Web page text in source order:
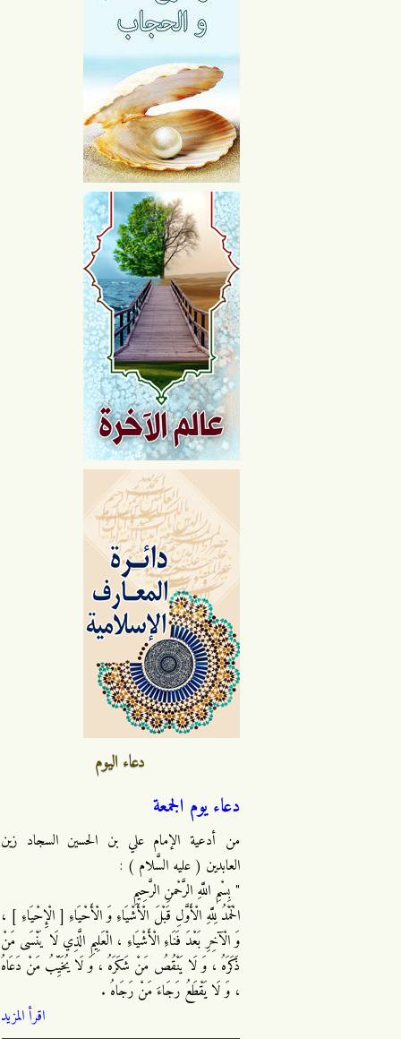
دعاء اليوم
دعاء يوم الجمعة
من أدعية الإمام علي بن الحسين السجاد زين
العابدين ( عليه السَّلام ) :
" بِسْمِ اللَّهِ الرَّحْمنِ الرَّحِيمِ
الْحَمْدُ لِلَّهِ الْأَوَّلِ قَبْلَ الْأَشْيَاءِ وَ الْأَحْيَاءِ [ الْإِحْيَاءِ ] ،
وَ الْآخِرِ بَعْدَ فَنَاءِ الْأَشْيَاءِ ، الْعَلِيمِ الَّذِي لَا يَنْسَى مَنْ
ذَكَرَهُ ، وَ لَا يَنْقُصُ مَنْ شَكَرَهُ ، وَ لَا يُخَيِّبُ مَنْ دَعَاهُ
، وَ لَا يَقْطَعُ رَجَاءَ مَنْ رَجَاهُ .
اقرأ المزيد